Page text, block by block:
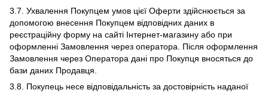
3.7. Ухвалення Покупцем умов цієї Оферти здійснюється за
допомогою внесення Покупцем відповідних даних в
реєстраційну форму на сайті Інтернет-магазину або при
оформленні Замовлення через оператора. Після оформлення
Замовлення через Оператора дані про Покупця вносяться до
бази даних Продавця.
3.8. Покупець несе відповідальність за достовірність наданої